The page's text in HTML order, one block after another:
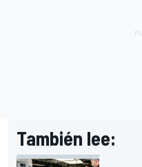
También lee: